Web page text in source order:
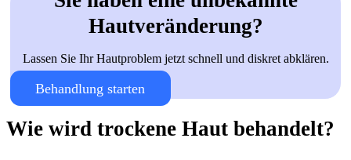
Hautveränderung?
Lassen Sie Ihr Hautproblem jetzt schnell und diskret abklären.
Behandlung starten
Wie wird trockene Haut behandelt?